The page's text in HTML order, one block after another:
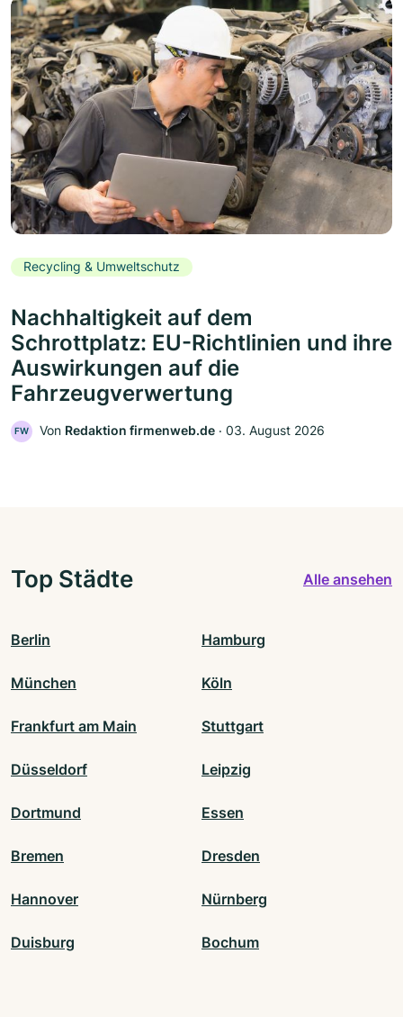
Recycling & Umweltschutz
Nachhaltigkeit auf dem
Schrottplatz: EU-Richtlinien und ihre
Auswirkungen auf die
Fahrzeugverwertung
FW Von Redaktion firmenweb.de ‧ 03. August 2026
Top Städte Alle ansehen
Berlin Hamburg
München Köln
Frankfurt am Main Stuttgart
Düsseldorf Leipzig
Dortmund Essen
Bremen Dresden
Hannover Nürnberg
Duisburg Bochum